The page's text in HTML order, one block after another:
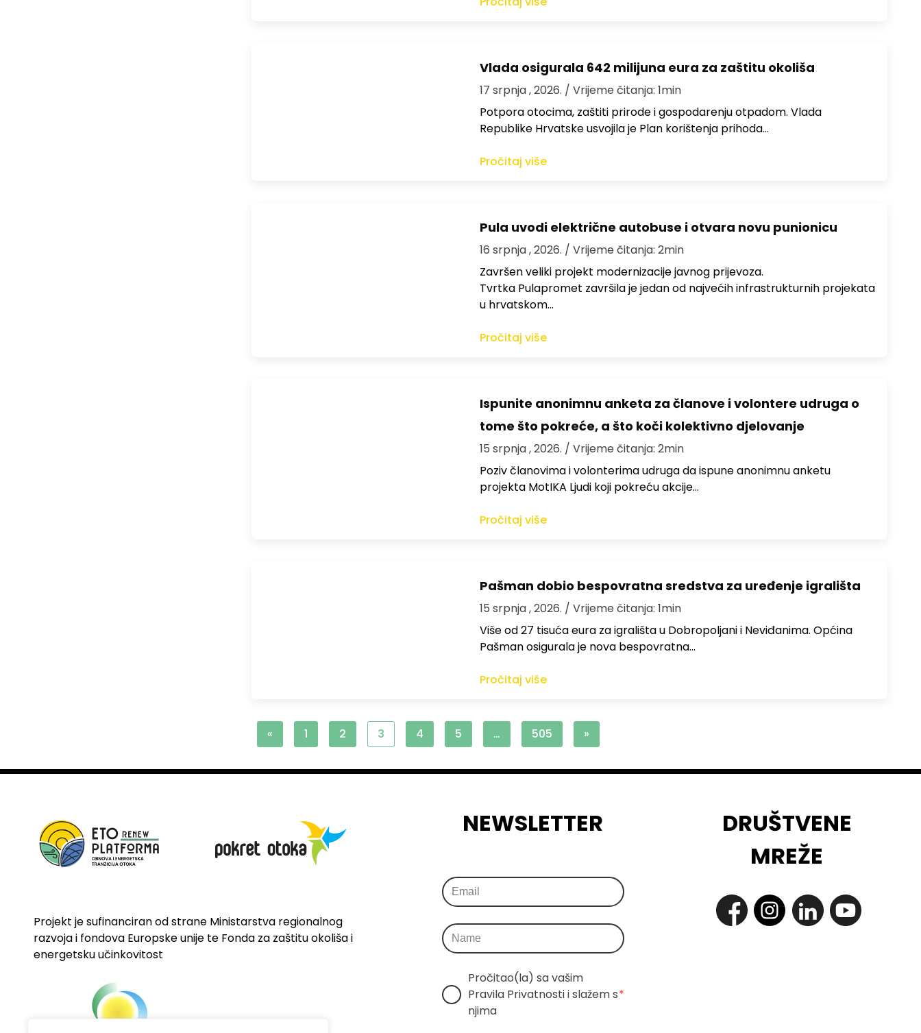
Vlada osigurala 642 milijuna eura za zaštitu okoliša
17 srpnja , 2026. / Vrijeme čitanja: 1min
Potpora otocima, zaštiti prirode i gospodarenju otpadom. Vlada
Republike Hrvatske usvojila je Plan korištenja prihoda…
Pročitaj više
Pula uvodi električne autobuse i otvara novu punionicu
16 srpnja , 2026. / Vrijeme čitanja: 2min
Završen veliki projekt modernizacije javnog prijevoza.
Tvrtka Pulapromet završila je jedan od najvećih infrastrukturnih projekata
u hrvatskom…
Pročitaj više
Ispunite anonimnu anketa za članove i volontere udruga o
tome što pokreće, a što koči kolektivno djelovanje
15 srpnja , 2026. / Vrijeme čitanja: 2min
Poziv članovima i volonterima udruga da ispune anonimnu anketu
projekta MotIKA Ljudi koji pokreću akcije…
Pročitaj više
Pašman dobio bespovratna sredstva za uređenje igrališta
15 srpnja , 2026. / Vrijeme čitanja: 1min
Više od 27 tisuća eura za igrališta u Dobropoljani i Neviđanima. Općina
Pašman osigurala je nova bespovratna…
Pročitaj više
« 1 2 3 4 5 … 505 »
Projekt je sufinanciran od strane Ministarstva regionalnog
razvoja i fondova Europske unije te Fonda za zaštitu okoliša i
energetsku učinkovitost
NEWSLETTER
Pročitao(la) sa vašim
Pravila Privatnosti i slažem s
njima
*
DRUŠTVENE
MREŽE